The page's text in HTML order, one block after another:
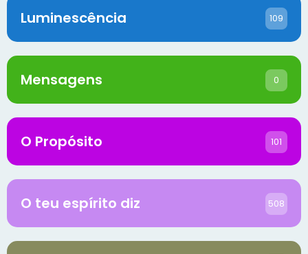
Luminescência 109
Mensagens 0
O Propósito 101
O teu espírito diz 508